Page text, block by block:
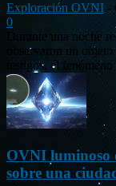
Exploración OVNI -
0
Durante una noche
observaron un
testigos, el
OVNI luminoso
sobre una